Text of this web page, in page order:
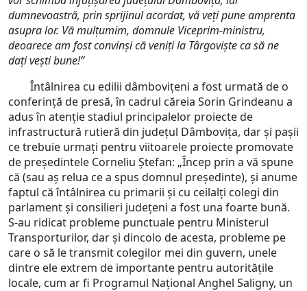
dumnevoastră, prin sprijinul acordat, vă veți pune amprenta
asupra lor. Vă mulțumim, domnule Viceprim-ministru,
deoarece am fost convinși că veniți la Târgoviște ca să ne
dați vești bune!”
Întâlnirea cu edilii dâmbovițeni a fost urmată de o
conferință de presă, în cadrul căreia Sorin Grindeanu a
adus în atenție stadiul principalelor proiecte de
infrastructură rutieră din județul Dâmbovița, dar și pașii
ce trebuie urmați pentru viitoarele proiecte promovate
de președintele Corneliu Ștefan: „Încep prin a vă spune
că (sau aș relua ce a spus domnul președinte), și anume
faptul că întâlnirea cu primarii și cu ceilalți colegi din
parlament și consilieri județeni a fost una foarte bună.
S-au ridicat probleme punctuale pentru Ministerul
Transporturilor, dar și dincolo de acesta, probleme pe
care o să le transmit colegilor mei din guvern, unele
dintre ele extrem de importante pentru autoritățile
locale, cum ar fi Programul Național Anghel Saligny, un